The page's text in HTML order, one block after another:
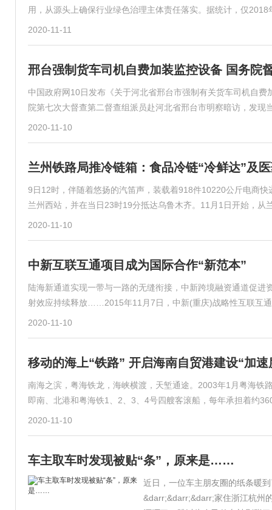
用，从源头上确保行业绿色治理主体责任落实。据统计，仅
2020-11-11
邢台强制货车司机自费加装监控设备 国务院
中国政府网10日发布《关于河北省邢台市强制有关货车司机自
院第七次大督查第二督查组派员赴河北省邢台市明察暗访，发现
2020-11-10
兰州铁路局推冷链箱：食品冷链“冷鲜达”及
9日12时，伴随着悠扬的汽笛声，装载着918件10220公斤电商
兰州西站，并在当日23时19分抵达乌鲁木齐。11月1日开始，从
2020-11-10
中新互联互通项目成为国际合作“新范本”
陆海新通道实现一带与一路的无缝衔接，中新跨境融资通道促
射效应持续释放……2015年11月7日，中新(重庆)战略性互联互
2020-11-10
移动的海上“铁路” 开启海南自贸港建设“加速
南海之滨，粤海铁龙，海峡横渡，天堑通途。2003年1月粤海铁
即南、北港和粤海铁1、2、3、4号四艘客滚船，每年承担着约
2020-11-10
车主取车时发现被贴“条”，原来是……
近日，一位车主朋友圈的纸条暖
&darr;&darr;&darr;家住浙江杭州